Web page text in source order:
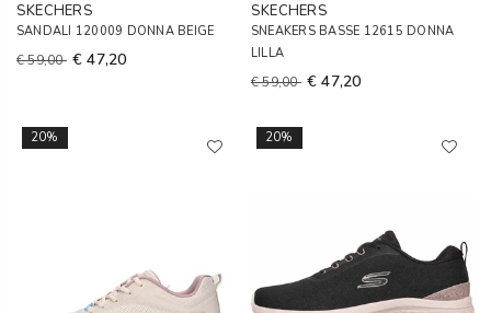
SKECHERS
SANDALI 120009 DONNA BEIGE
€ 59,00 € 47,20
SKECHERS
SNEAKERS BASSE 12615 DONNA
LILLA
€ 59,00 € 47,20
20% 20%